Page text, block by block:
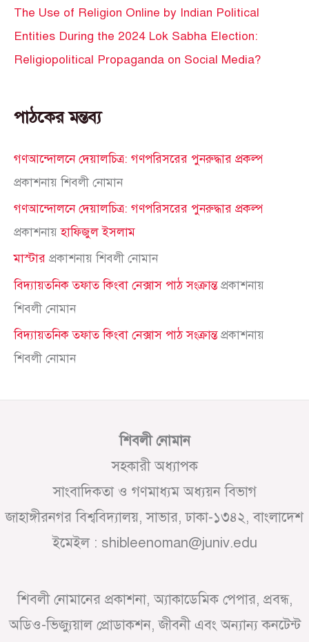
The Use of Religion Online by Indian Political
Entities During the 2024 Lok Sabha Election:
Religiopolitical Propaganda on Social Media?
পাঠকের মন্তব্য
গণআন্দোলনে দেয়ালচিত্র: গণপরিসরের পুনরুদ্ধার প্রকল্প
প্রকাশনায়শিবলী নোমান
গণআন্দোলনে দেয়ালচিত্র: গণপরিসরের পুনরুদ্ধার প্রকল্প
প্রকাশনায়হাফিজুল ইসলাম
মাস্টার প্রকাশনায়শিবলী নোমান
বিদ্যায়তনিক তফাত কিংবা নেক্সাস পাঠ সংক্রান্তপ্রকাশনায়
শিবলী নোমান
বিদ্যায়তনিক তফাত কিংবা নেক্সাস পাঠ সংক্রান্তপ্রকাশনায়
শিবলী নোমান
শিবলী নোমান
সহকারী অধ্যাপক
সাংবাদিকতা ও গণমাধ্যম অধ্যয়ন বিভাগ
জাহাঙ্গীরনগর বিশ্ববিদ্যালয়, সাভার, ঢাকা-১৩৪২, বাংলাদেশ
ইমেইল : shibleenoman@juniv.edu
শিবলী নোমানের প্রকাশনা, অ্যাকাডেমিক পেপার, প্রবন্ধ,
অডিও-ভিজ্যুয়াল প্রোডাকশন, জীবনী এবং অন্যান্য কনটেন্ট